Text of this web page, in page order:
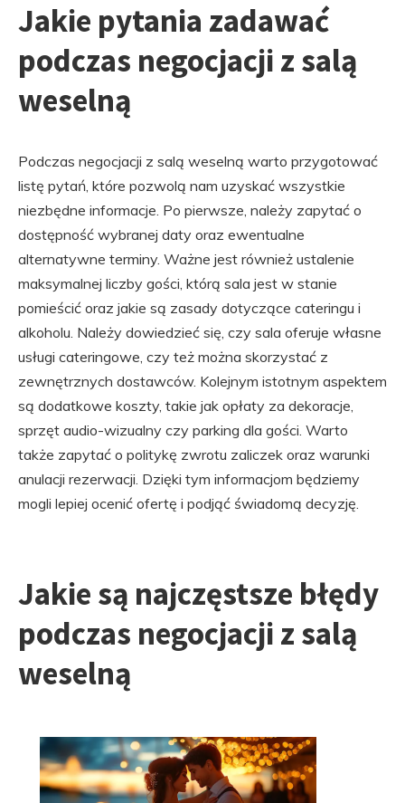
Jakie pytania zadawać
podczas negocjacji z salą
weselną
Podczas negocjacji z salą weselną warto przygotować
listę pytań, które pozwolą nam uzyskać wszystkie
niezbędne informacje. Po pierwsze, należy zapytać o
dostępność wybranej daty oraz ewentualne
alternatywne terminy. Ważne jest również ustalenie
maksymalnej liczby gości, którą sala jest w stanie
pomieścić oraz jakie są zasady dotyczące cateringu i
alkoholu. Należy dowiedzieć się, czy sala oferuje własne
usługi cateringowe, czy też można skorzystać z
zewnętrznych dostawców. Kolejnym istotnym aspektem
są dodatkowe koszty, takie jak opłaty za dekoracje,
sprzęt audio-wizualny czy parking dla gości. Warto
także zapytać o politykę zwrotu zaliczek oraz warunki
anulacji rezerwacji. Dzięki tym informacjom będziemy
mogli lepiej ocenić ofertę i podjąć świadomą decyzję.
Jakie są najczęstsze błędy
podczas negocjacji z salą
weselną